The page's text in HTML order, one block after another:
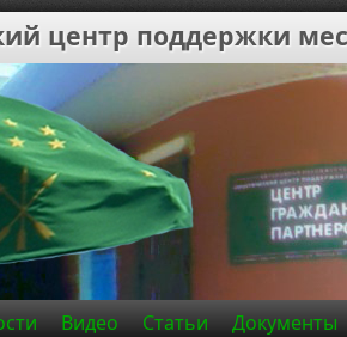
центр поддержки
Видео Статьи Документы